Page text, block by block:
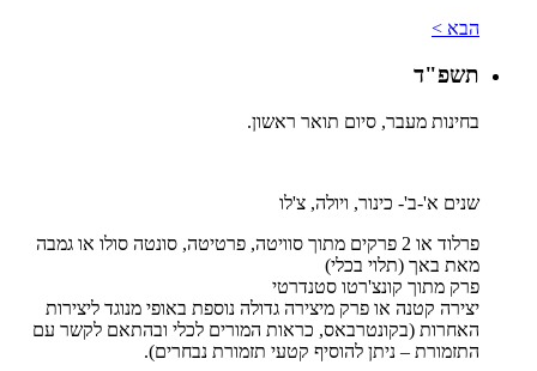
הבא >
תשפ"ד
בחינות מעבר, סיום תואר ראשון.
שנים א'-ב'- כינור, ויולה, צ'לו
פרלוד או 2 פרקים מתוך סוויטה, פרטיטה, סונטה סולו או גמבה
מאת באך (תלוי בכלי)
פרק מתוך קונצ'רטו סטנדרטי
יצירה קטנה או פרק מיצירה גדולה נוספת באופי מנוגד ליצירות
האחרות (בקונטרבאס, כראות המורים לכלי ובהתאם לקשר עם
התזמורת – ניתן להוסיף קטעי תזמורת נבחרים).